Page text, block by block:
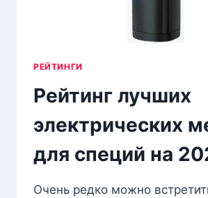
РЕЙТИНГИ
Рейтинг лучших
электрических
для специй на
Очень редко можно